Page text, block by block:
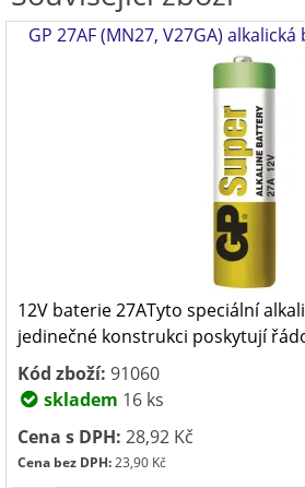
GP 27AF (MN27, V27GA)
12V baterie 27ATyto speciální
jedinečné konstrukci poskytují
Kód zboží: 91060
skladem 16 ks
Cena s DPH: 28,92 Kč
Cena bez DPH:23,90 Kč